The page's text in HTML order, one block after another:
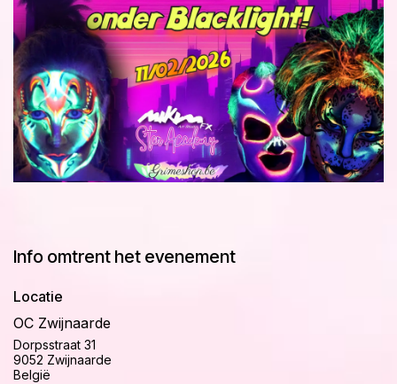
Info omtrent het evenement
Locatie
OC Zwijnaarde
Dorpsstraat 31
9052 Zwijnaarde
België